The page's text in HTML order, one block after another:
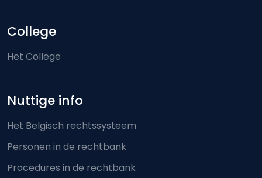
College
Het College
Nuttige info
Het Belgisch rechtssysteem
Personen in de rechtbank
Procedures in de rechtbank